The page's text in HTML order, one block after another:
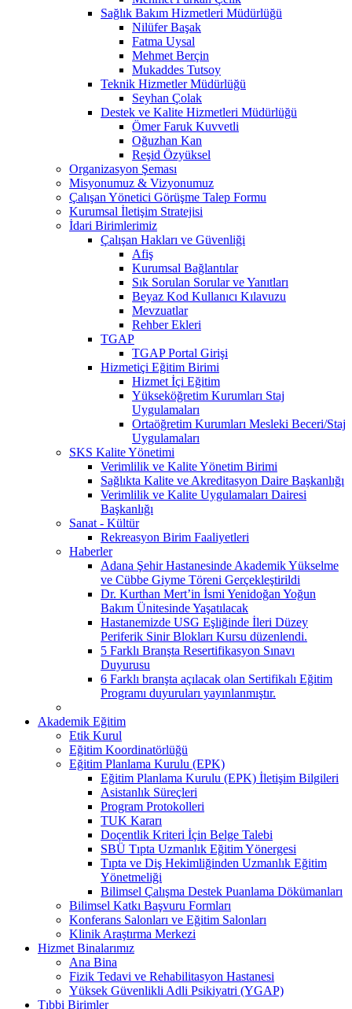
Sağlık Bakım Hizmetleri Müdürlüğü
Nilüfer Başak
Fatma Uysal
Mehmet Berçin
Mukaddes Tutsoy
Teknik Hizmetler Müdürlüğü
Seyhan Çolak
Destek ve Kalite Hizmetleri Müdürlüğü
Ömer Faruk Kuvvetli
Oğuzhan Kan
Reşid Özyüksel
Organizasyon Şeması
Misyonumuz & Vizyonumuz
Çalışan Yönetici Görüşme Talep Formu
Kurumsal İletişim Stratejisi
İdari Birimlerimiz
Çalışan Hakları ve Güvenliği
Afiş
Kurumsal Bağlantılar
Sık Sorulan Sorular ve Yanıtları
Beyaz Kod Kullanıcı Kılavuzu
Mevzuatlar
Rehber Ekleri
TGAP
TGAP Portal Girişi
Hizmetiçi Eğitim Birimi
Hizmet İçi Eğitim
Yükseköğretim Kurumları Staj
Uygulamaları
Ortaöğretim Kurumları Mesleki Beceri/Staj
Uygulamaları
SKS Kalite Yönetimi
Verimlilik ve Kalite Yönetim Birimi
Sağlıkta Kalite ve Akreditasyon Daire Başkanlığı
Verimlilik ve Kalite Uygulamaları Dairesi
Başkanlığı
Sanat - Kültür
Rekreasyon Birim Faaliyetleri
Haberler
Adana Şehir Hastanesinde Akademik Yükselme
ve Cübbe Giyme Töreni Gerçekleştirildi
Dr. Kurthan Mert’in İsmi Yenidoğan Yoğun
Bakım Ünitesinde Yaşatılacak
Hastanemizde USG Eşliğinde İleri Düzey
Periferik Sinir Blokları Kursu düzenlendi.
5 Farklı Branşta Resertifikasyon Sınavı
Duyurusu
6 Farklı branşta açılacak olan Sertifikalı Eğitim
Programı duyuruları yayınlanmıştır.
Akademik Eğitim
Etik Kurul
Eğitim Koordinatörlüğü
Eğitim Planlama Kurulu (EPK)
Eğitim Planlama Kurulu (EPK) İletişim Bilgileri
Asistanlık Süreçleri
Program Protokolleri
TUK Kararı
Doçentlik Kriteri İçin Belge Talebi
SBÜ Tıpta Uzmanlık Eğitim Yönergesi
Tıpta ve Diş Hekimliğinden Uzmanlık Eğitim
Yönetmeliği
Bilimsel Çalışma Destek Puanlama Dökümanları
Bilimsel Katkı Başvuru Formları
Konferans Salonları ve Eğitim Salonları
Klinik Araştırma Merkezi
Hizmet Binalarımız
Ana Bina
Fizik Tedavi ve Rehabilitasyon Hastanesi
Yüksek Güvenlikli Adli Psikiyatri (YGAP)
Tıbbi Birimler